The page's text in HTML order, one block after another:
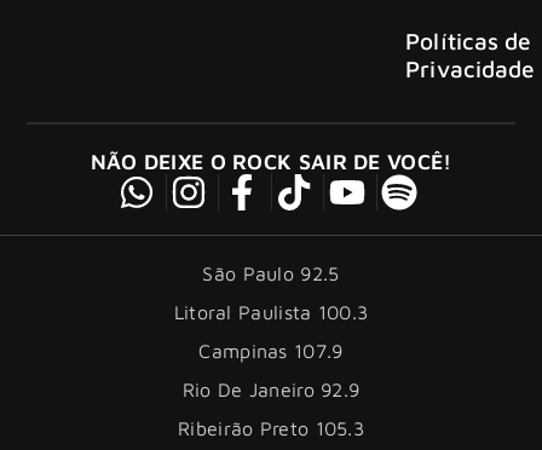
Políticas de
Privacidade
NÃO DEIXE O ROCK SAIR DE VOCÊ!
São Paulo 92.5
Litoral Paulista 100.3
Campinas 107.9
Rio De Janeiro 92.9
Ribeirão Preto 105.3